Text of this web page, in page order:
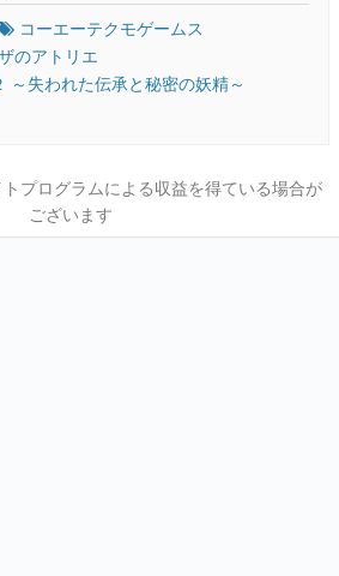
コーエーテクモゲームス
のアトリエ
～失われた伝承と秘密の妖精～
プログラムによる収益を得ている場合が
ございます